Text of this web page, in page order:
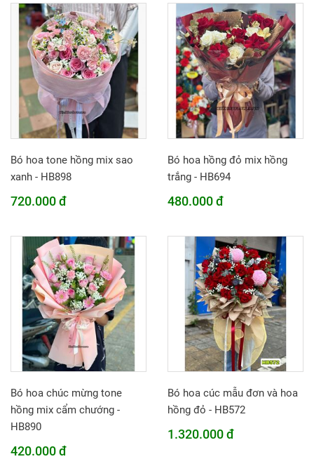
Bó hoa tone hồng mix sao
xanh - HB898
720.000 đ
Bó hoa hồng đỏ mix hồng
trắng - HB694
480.000 đ
Bó hoa chúc mừng tone
hồng mix cẩm chướng -
HB890
420.000 đ
Bó hoa cúc mẫu đơn và hoa
hồng đỏ - HB572
1.320.000 đ